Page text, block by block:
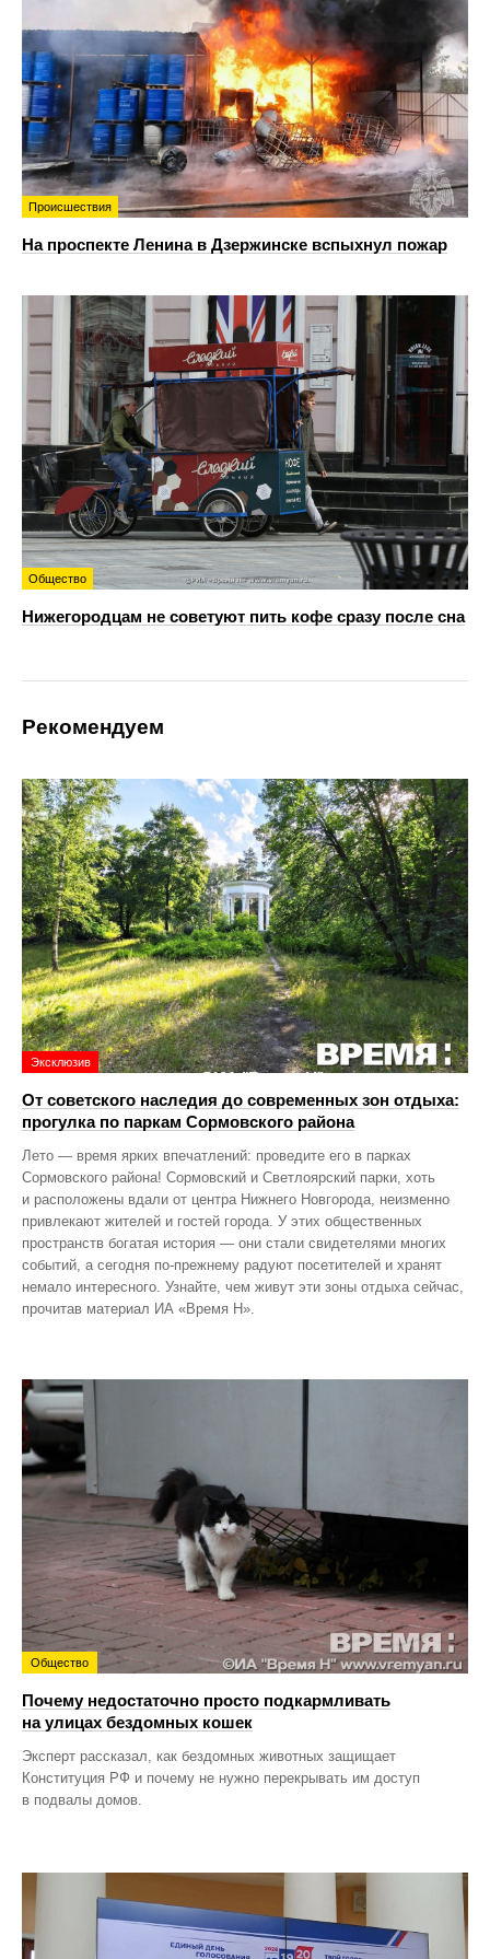
Происшествия
На проспекте Ленина в Дзержинске вспыхнул пожар
Общество
Нижегородцам не советуют пить кофе сразу после сна
Рекомендуем
Эксклюзив
От советского наследия до современных зон отдыха:
прогулка по паркам Сормовского района
Лето — время ярких впечатлений: проведите его в парках
Сормовского района! Сормовский и Светлоярский парки, хоть
и расположены вдали от центра Нижнего Новгорода, неизменно
привлекают жителей и гостей города. У этих общественных
пространств богатая история — они стали свидетелями многих
событий, а сегодня по‑прежнему радуют посетителей и хранят
немало интересного. Узнайте, чем живут эти зоны отдыха сейчас,
прочитав материал ИА «Время Н».
Общество
Почему недостаточно просто подкармливать
на улицах бездомных кошек
Эксперт рассказал, как бездомных животных защищает
Конституция РФ и почему не нужно перекрывать им доступ
в подвалы домов.